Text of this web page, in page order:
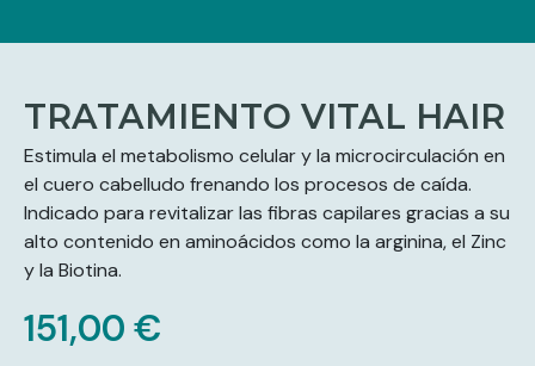
TRATAMIENTO VITAL HAIR
Estimula el metabolismo celular y la microcirculación en
el cuero cabelludo frenando los procesos de caída.
Indicado para revitalizar las fibras capilares gracias a su
alto contenido en aminoácidos como la arginina, el Zinc
y la Biotina.
151,00 €